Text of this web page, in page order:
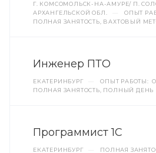
Г. КОМСОМОЛЬСК-НА-АМУРЕ/ П.
АРХАНГЕЛЬСКОЙ ОБЛ.
ОПЫТ
ПОЛНАЯ ЗАНЯТОСТЬ, ВАХТОВЫЙ
Инженер ПТО
ЕКАТЕРИНБУРГ ОПЫТ РАБОТЫ:
ПОЛНАЯ ЗАНЯТОСТЬ, ПОЛНЫЙ ДЕНЬ
Программист 1С
ЕКАТЕРИНБУРГ
ПОЛНАЯ